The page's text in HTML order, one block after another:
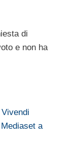
di
e non ha
a